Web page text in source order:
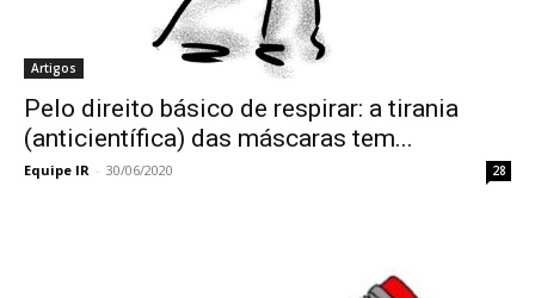
Artigos
Pelo direito básico de respirar: a tirania
(anticientífica) das máscaras tem...
Equipe IR - 30/06/2020 28